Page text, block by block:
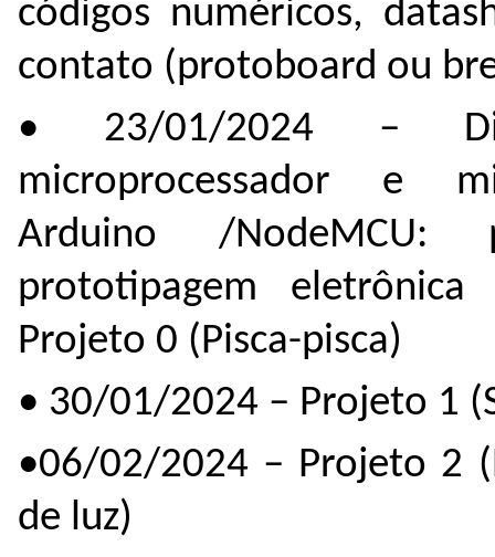
códigos numéricos,
contato (protoboard ou
• 23/01/2024 –
microprocessador e
Arduino /NodeMCU:
prototipagem
Projeto 0 (Pisca-pisca)
• 30/01/2024 – Projeto 1
•06/02/2024 – Projeto 2
de luz)